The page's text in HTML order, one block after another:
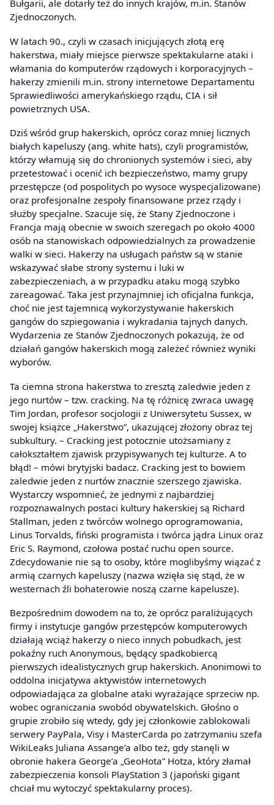
Bułgarii, ale dotarły też do innych krajów, m.in. Stanów
Zjednoczonych.
W latach 90., czyli w czasach inicjujących złotą erę
hakerstwa, miały miejsce pierwsze spektakularne ataki i
włamania do komputerów rządowych i korporacyjnych –
hakerzy zmienili m.in. strony internetowe Departamentu
Sprawiedliwości amerykańskiego rządu, CIA i sił
powietrznych USA.
Dziś wśród grup hakerskich, oprócz coraz mniej licznych
białych kapeluszy (ang. white hats), czyli programistów,
którzy włamują się do chronionych systemów i sieci, aby
przetestować i ocenić ich bezpieczeństwo, mamy grupy
przestępcze (od pospolitych po wysoce wyspecjalizowane)
oraz profesjonalne zespoły finansowane przez rządy i
służby specjalne. Szacuje się, że Stany Zjednoczone i
Francja mają obecnie w swoich szeregach po około 4000
osób na stanowiskach odpowiedzialnych za prowadzenie
walki w sieci. Hakerzy na usługach państw są w stanie
wskazywać słabe strony systemu i luki w
zabezpieczeniach, a w przypadku ataku mogą szybko
zareagować. Taka jest przynajmniej ich oficjalna funkcja,
choć nie jest tajemnicą wykorzystywanie hakerskich
gangów do szpiegowania i wykradania tajnych danych.
Wydarzenia ze Stanów Zjednoczonych pokazują, że od
działań gangów hakerskich mogą zależeć również wyniki
wyborów.
Ta ciemna strona hakerstwa to zresztą zaledwie jeden z
jego nurtów – tzw. cracking. Na tę różnicę zwraca uwagę
Tim Jordan, profesor socjologii z Uniwersytetu Sussex, w
swojej książce „Hakerstwo”, ukazującej złożony obraz tej
subkultury. – Cracking jest potocznie utożsamiany z
całokształtem zjawisk przypisywanych tej kulturze. A to
błąd! – mówi brytyjski badacz. Cracking jest to bowiem
zaledwie jeden z nurtów znacznie szerszego zjawiska.
Wystarczy wspomnieć, że jednymi z najbardziej
rozpoznawalnych postaci kultury hakerskiej są Richard
Stallman, jeden z twórców wolnego oprogramowania,
Linus Torvalds, fiński programista i twórca jądra Linux oraz
Eric S. Raymond, czołowa postać ruchu open source.
Zdecydowanie nie są to osoby, które moglibyśmy wiązać z
armią czarnych kapeluszy (nazwa wzięła się stąd, że w
westernach źli bohaterowie noszą czarne kapelusze).
Bezpośrednim dowodem na to, że oprócz paraliżujących
firmy i instytucje gangów przestępców komputerowych
działają wciąż hakerzy o nieco innych pobudkach, jest
pokaźny ruch Anonymous, będący spadkobiercą
pierwszych idealistycznych grup hakerskich. Anonimowi to
oddolna inicjatywa aktywistów internetowych
odpowiadająca za globalne ataki wyrażające sprzeciw np.
wobec ograniczania swobód obywatelskich. Głośno o
grupie zrobiło się wtedy, gdy jej członkowie zablokowali
serwery PayPala, Visy i MasterCarda po zatrzymaniu szefa
WikiLeaks Juliana Assange’a albo też, gdy stanęli w
obronie hakera George’a „GeoHota” Hotza, który złamał
zabezpieczenia konsoli PlayStation 3 (japoński gigant
chciał mu wytoczyć spektakularny proces).